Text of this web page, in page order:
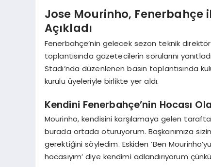
Jose Mourinho, Fenerbahçe
Açıkladı
Fenerbahçe’nin gelecek sezon teknik
toplantısında gazetecilerin sorularını
Stadı’nda düzenlenen basın toplantısında
kurulu üyeleriyle birlikte yer aldı.
Kendini Fenerbahçe’nin Hocası
Mourinho, kendisini karşılamaya gelen
burada ortada oturuyorum. Başkanımıza
gerektiğini söyledim. Eskiden ‘Ben
hocasıyım’ diye kendimi adlandırıyorum